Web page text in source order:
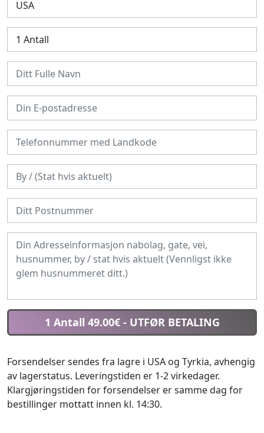
1 Antall 49.00€ - UTFØR BETALING
Forsendelser sendes fra lagre i USA og Tyrkia, avhengig
av lagerstatus. Leveringstiden er 1-2 virkedager.
Klargjøringstiden for forsendelser er samme dag for
bestillinger mottatt innen kl. 14:30.